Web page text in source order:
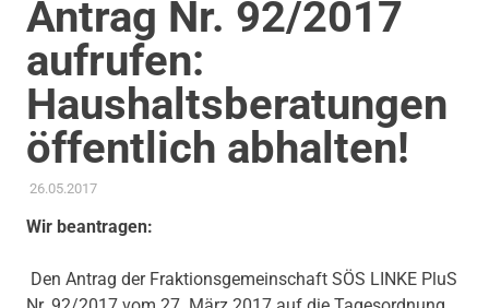
Antrag Nr. 92/2017
aufrufen:
Haushaltsberatungen
öffentlich abhalten!
26.05.2017ADMIN
AKTUELLES
Wir beantragen:
Den Antrag der Fraktionsgemeinschaft SÖS LINKE PluS